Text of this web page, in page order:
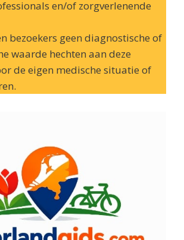
en/of zorgverlenende
bezoekers geen diagnostische of
waarde hechten aan deze
de eigen medische situatie of